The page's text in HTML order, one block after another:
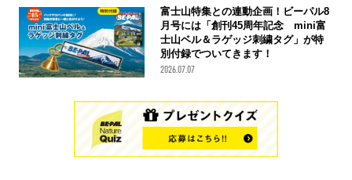
富士山特集との連動企画！ビーパル8
月号には「創刊45周年記念 mini富
士山ベル＆ラゲッジ刺繍タグ」が特
別付録でついてきます！
2026.07.07